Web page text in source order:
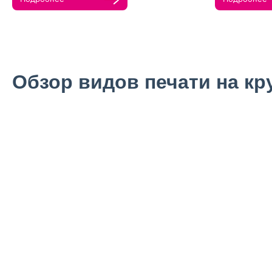
Обзор видов печати на